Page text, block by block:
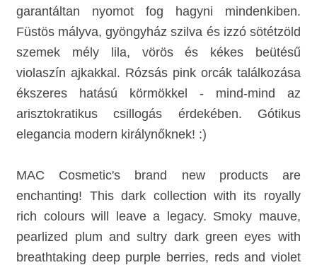
garantáltan nyomot fog hagyni mindenkiben.
Füstös mályva, gyöngyház szilva és izzó sötétzöld
szemek mély lila, vörös és kékes beütésű
violaszín ajkakkal. Rózsás pink orcák találkozása
ékszeres hatású körmökkel - mind-mind az
arisztokratikus csillogás érdekében. Gótikus
elegancia modern királynőknek! :)
MAC Cosmetic's brand new products are
enchanting! This dark collection with its royally
rich colours will leave a legacy. Smoky mauve,
pearlized plum and sultry dark green eyes with
breathtaking deep purple berries, reds and violet